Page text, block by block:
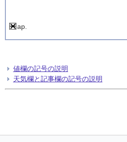
ap.
値欄の記号の説明
天気欄と記事欄の記号の説明